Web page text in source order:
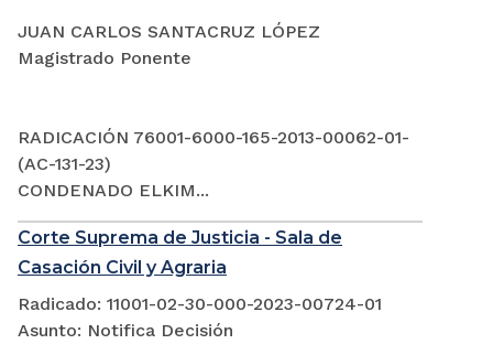
JUAN CARLOS SANTACRUZ LÓPEZ
Magistrado Ponente
RADICACIÓN 76001-6000-165-2013-00062-01-
(AC-131-23)
CONDENADO ELKIM...
Corte Suprema de Justicia - Sala de
Casación Civil y Agraria
Radicado: 11001-02-30-000-2023-00724-01
Asunto: Notifica Decisión